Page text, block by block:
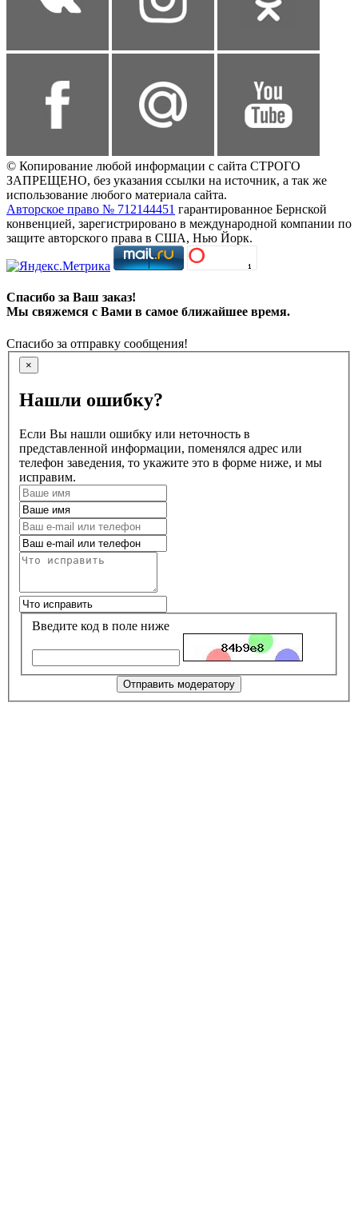
© Копирование любой информации с сайта СТРОГО
ЗАПРЕЩЕНО, без указания ссылки на источник, а так же
использование любого материала сайта.
Авторское право № 712144451 гарантированное Бернской
конвенцией, зарегистрировано в международной компании по
защите авторского права в США, Нью Йорк.
Спасибо за Ваш заказ!
Мы свяжемся с Вами в самое ближайшее время.
Спасибо за отправку сообщения!
×
Нашли ошибку?
Если Вы нашли ошибку или неточность в
представленной информации, поменялся адрес или
телефон заведения, то укажите это в форме ниже, и мы
исправим.
Введите код в поле ниже
Отправить модератору